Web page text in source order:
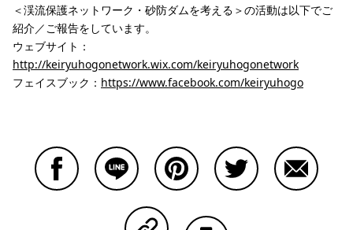
＜渓流保護ネットワーク・砂防ダムを考える＞の活動は以下でご
紹介／ご報告をしています。
ウェブサイト：
http://keiryuhogonetwork.wix.com/keiryuhogonetwork
フェイスブック： https://www.facebook.com/keiryuhogo